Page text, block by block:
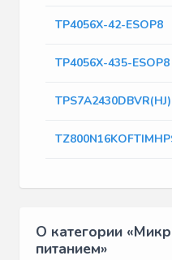
TP4056X-42-ESOP8
TP4056X-435-ESOP8
TPS7A2430DBVR(HJ)
О категории
питанием»